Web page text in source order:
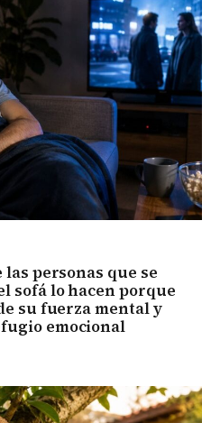
personas que se
sofá lo hacen porque
su fuerza mental y
emocional